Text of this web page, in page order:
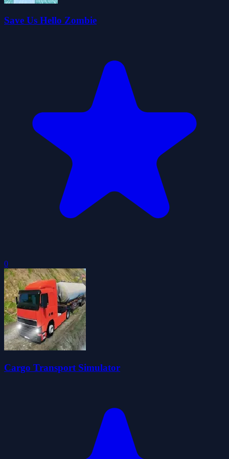
Save Us Hello Zombie
0
Cargo Transport Simulator